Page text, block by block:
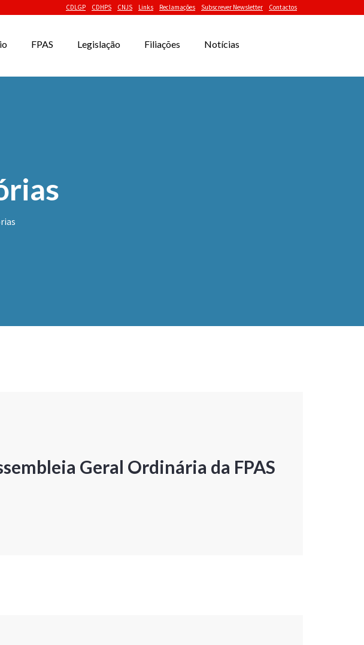
CDLGP CDHPS CNJS Links Reclamações Subscrever Newsletter Contactos
FPAS Legislação Filiações Notícias
Geral Ordinária da FPAS